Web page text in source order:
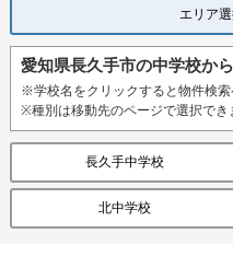
エリア
愛知県長久手市の中学校か
※学校名をクリックすると物件検索
※種別は移動先のページで選択でき
長久手中学校
北中学校